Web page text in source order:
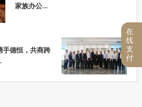
家族办公...
手德恒，共商跨
在
线
支
付